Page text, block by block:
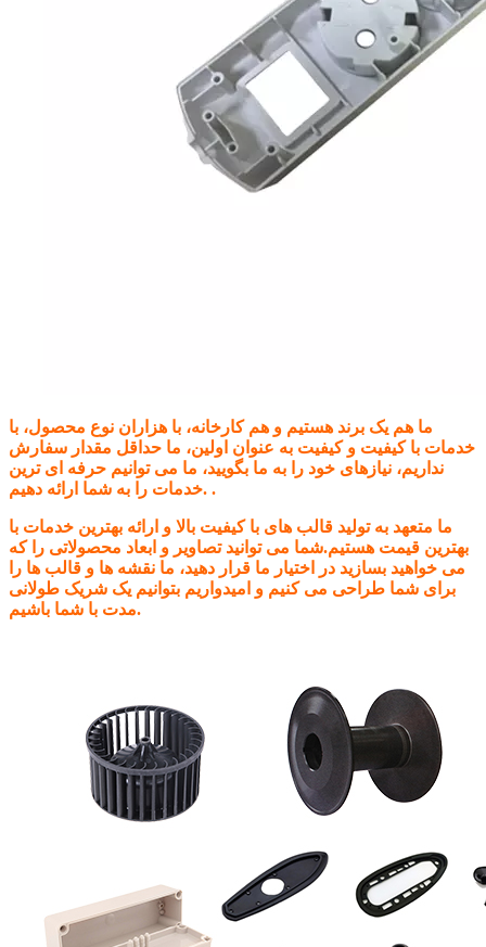
ما هم یک برند هستیم و هم کارخانه، با هزاران نوع محصول، با
خدمات با کیفیت و کیفیت به عنوان اولین، ما حداقل مقدار سفارش
نداریم، نیازهای خود را به ما بگویید، ما می توانیم حرفه ای ترین
خدمات را به شما ارائه دهیم. .
ما متعهد به تولید قالب های با کیفیت بالا و ارائه بهترین خدمات با
بهترین قیمت هستیم.شما می توانید تصاویر و ابعاد محصولاتی را که
می خواهید بسازید در اختیار ما قرار دهید، ما نقشه ها و قالب ها را
برای شما طراحی می کنیم و امیدواریم بتوانیم یک شریک طولانی
مدت با شما باشیم.